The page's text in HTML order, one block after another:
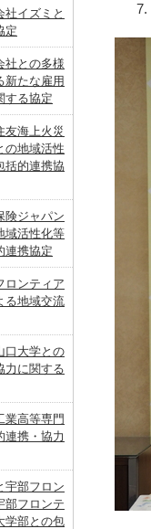
社イズミと
定
社との多様
新たな雇用
する協定
友海上火災
の地域活性
括的連携協
険ジャパン
域活性化等
連携協定
ロンティア
る地域交流
口大学との
力に関する
業高等専門
連携・協力
宇部フロン
部フロンテ
学部との包